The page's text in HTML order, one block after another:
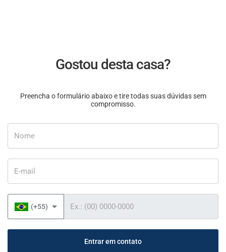
Gostou desta casa?
Preencha o formulário abaixo e tire todas suas dúvidas sem
compromisso.
(+55)
Entrar em contato